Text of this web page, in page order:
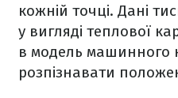
кожній точці. Дані
у вигляді теплової
в модель машинного
розпізнавати